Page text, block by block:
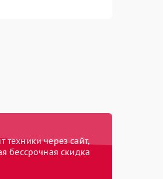
через сайт,
бессрочная скидка